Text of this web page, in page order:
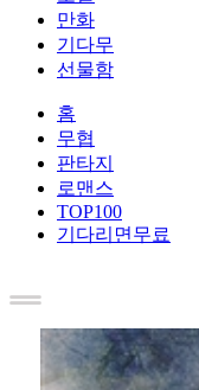
만화
기다무
선물함
홈
무협
판타지
로맨스
TOP100
기다리면무료